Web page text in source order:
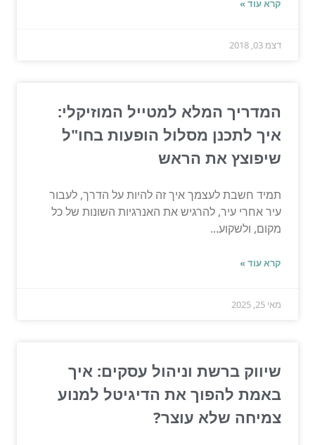
קרא עוד »
דצמ 03, 2018
המדריך המלא למטייל המוזיקלי:
איך לתכנן מסלול הופעות בחו"ל
שיפוצץ את הראש
תמיד חשבת לעצמך איך זה להיות על הדרך, לעבור
עיר אחרי עיר, להרגיש את האנרגיות השונות של כל
מקום, ולשקוע...
קרא עוד »
מאי 25, 2025
שיווק ברשת וניהול עסקים: איך
באמת להפוך את הדיגיטל למנוע
צמיחה שלא עוצר?